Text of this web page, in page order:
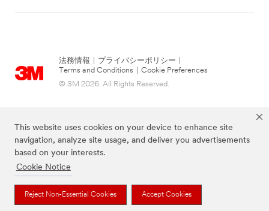
This website uses cookies on your device to enhance site
navigation, analyze site usage, and deliver you advertisements
based on your interests.
Cookie Notice
Reject Non-Essential Cookies Accept Cookies
法務情報 プライバシーポリシー
Terms and Conditions
Cookie Preferences
© 3M 2026. All Rights Reserved.